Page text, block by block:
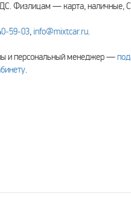
Физлицам — карта, наличные,
, info@mixtcar.ru.
и персональный менеджер —
.